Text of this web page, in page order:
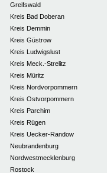
Greifswald
Kreis Bad Doberan
Kreis Demmin
Kreis Güstrow
Kreis Ludwigslust
Kreis Meck.-Strelitz
Kreis Müritz
Kreis Nordvorpommern
Kreis Ostvorpommern
Kreis Parchim
Kreis Rügen
Kreis Uecker-Randow
Neubrandenburg
Nordwestmecklenburg
Rostock